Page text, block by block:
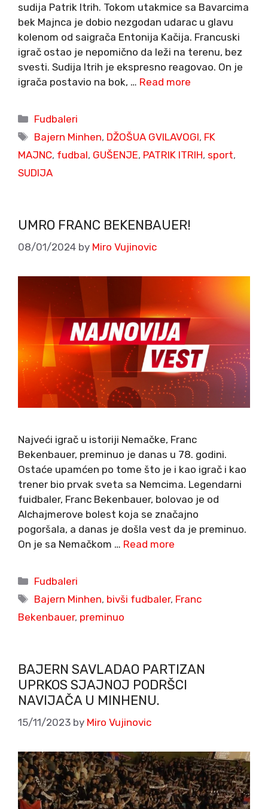
sudija Patrik Itrih. Tokom utakmice sa Bavarcima
bek Majnca je dobio nezgodan udarac u glavu
kolenom od saigrača Entonija Kačija. Francuski
igrač ostao je nepomično da leži na terenu, bez
svesti. Sudija Itrih je ekspresno reagovao. On je
igrača postavio na bok, … Read more
Categories
Fudbaleri
Tags
Bajern Minhen, DŽOŠUA GVILAVOGI, FK
MAJNC, fudbal, GUŠENJE, PATRIK ITRIH, sport,
SUDIJA
UMRO FRANC BEKENBAUER!
08/01/2024 by Miro Vujinovic
Najveći igrač u istoriji Nemačke, Franc
Bekenbauer, preminuo je danas u 78. godini.
Ostaće upamćen po tome što je i kao igrač i kao
trener bio prvak sveta sa Nemcima. Legendarni
fuidbaler, Franc Bekenbauer, bolovao je od
Alchajmerove bolest koja se značajno
pogoršala, a danas je došla vest da je preminuo.
On je sa Nemačkom … Read more
Categories
Fudbaleri
Tags
Bajern Minhen, bivši fudbaler, Franc
Bekenbauer, preminuo
BAJERN SAVLADAO PARTIZAN
UPRKOS SJAJNOJ PODRŠCI
NAVIJAČA U MINHENU.
15/11/2023 by Miro Vujinovic